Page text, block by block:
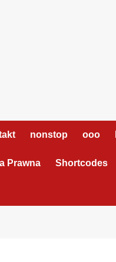
nonstop ooo
Prawna Shortcodes